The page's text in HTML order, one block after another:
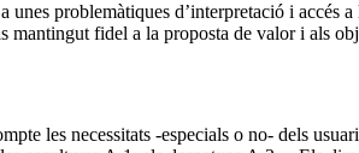
problemàtiques d’interpretació i accés
mantingut fidel a la proposta de valor i als
les necessitats -especials o no- dels